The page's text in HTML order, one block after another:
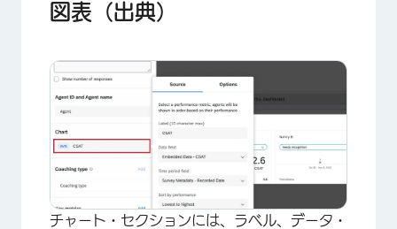
図表（出典）
チャート・セクションには、ラベル、データ・